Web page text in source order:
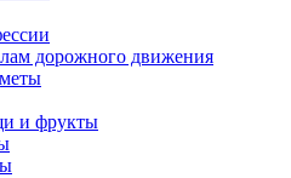
дорожного движения
и фрукты